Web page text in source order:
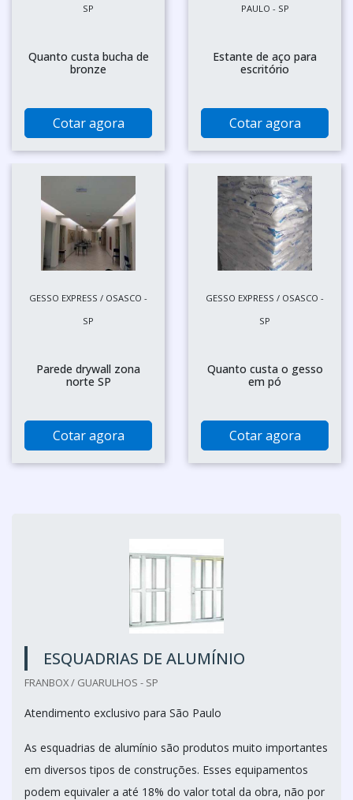
SP
Quanto custa bucha de
bronze
Cotar agora
PAULO - SP
Estante de aço para
escritório
Cotar agora
GESSO EXPRESS / OSASCO -
SP
Parede drywall zona
norte SP
Cotar agora
GESSO EXPRESS / OSASCO -
SP
Quanto custa o gesso
em pó
Cotar agora
ESQUADRIAS DE ALUMÍNIO
FRANBOX / GUARULHOS - SP
Atendimento exclusivo para São Paulo
As esquadrias de alumínio são produtos muito importantes
em diversos tipos de construções. Esses equipamentos
podem equivaler a até 18% do valor total da obra, não por